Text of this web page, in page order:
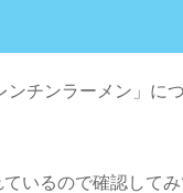
ンチンラーメン」に
いるので確認してみ